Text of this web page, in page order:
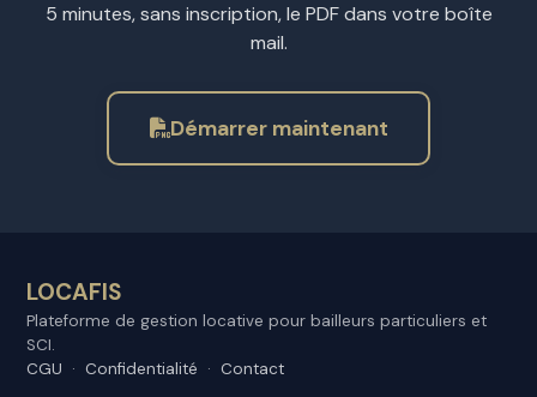
5 minutes, sans inscription, le PDF dans votre boîte
mail.
Démarrer maintenant
LOCAFIS
Plateforme de gestion locative pour bailleurs particuliers et
SCI.
CGU · Confidentialité · Contact